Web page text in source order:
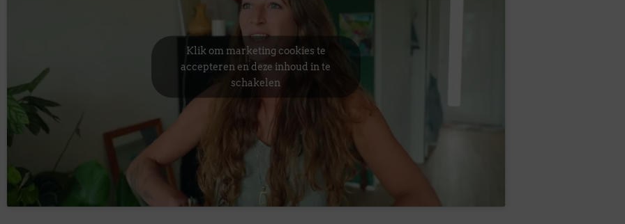
Klik om marketing cookies te
accepteren en deze inhoud in te
schakelen